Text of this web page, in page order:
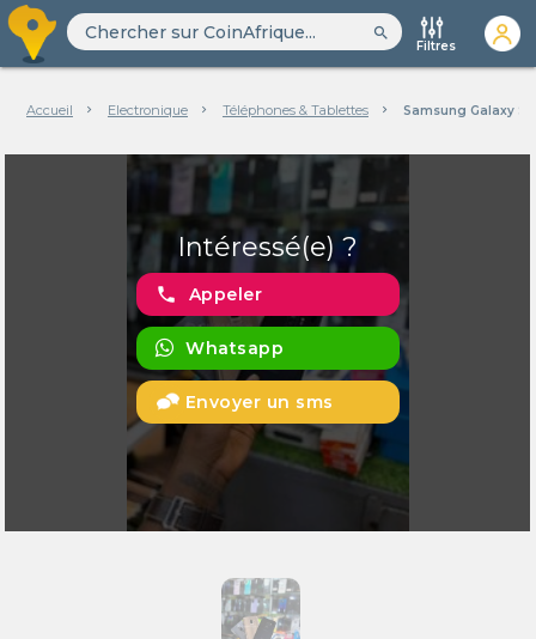
search
Filtres
Accueil Electronique Téléphones & Tablettes Samsung Galaxy S9
Intéressé(e) ?
phone Appeler
Whatsapp
Envoyer un sms